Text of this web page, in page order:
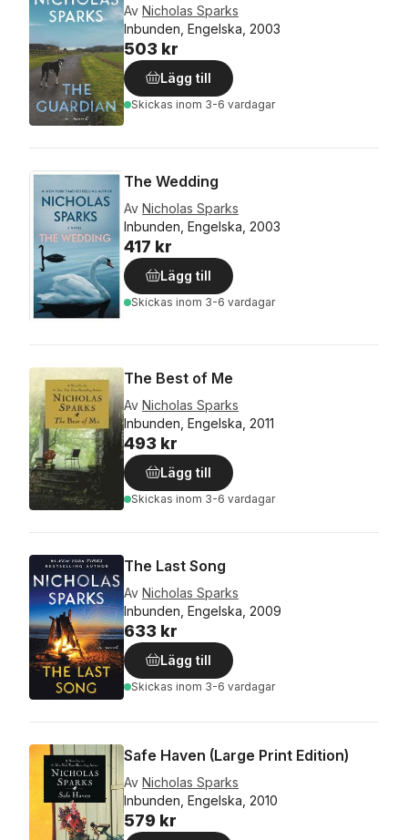
Av Nicholas Sparks
Inbunden, Engelska, 2003
503 kr
Lägg till
Skickas inom 3-6 vardagar
The Wedding
Av Nicholas Sparks
Inbunden, Engelska, 2003
417 kr
Lägg till
Skickas inom 3-6 vardagar
The Best of Me
Av Nicholas Sparks
Inbunden, Engelska, 2011
493 kr
Lägg till
Skickas inom 3-6 vardagar
The Last Song
Av Nicholas Sparks
Inbunden, Engelska, 2009
633 kr
Lägg till
Skickas inom 3-6 vardagar
Safe Haven (Large Print Edition)
Av Nicholas Sparks
Inbunden, Engelska, 2010
579 kr